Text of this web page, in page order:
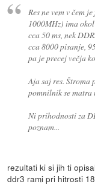
Res ne vem v čem
1000MHz) ima
cca 50 ms, nek
cca 8000 pisanje,
pa je precej večja
Aja saj res. Štroma
pomnilnik se matra
Ni prihodnosti za
poznam...
rezultati ki si jih ti
ddr3 rami pri hitrosti